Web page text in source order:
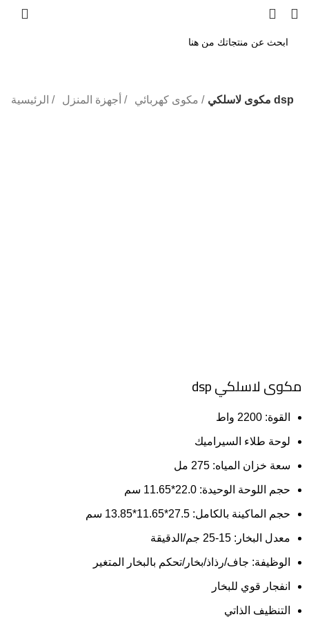
مكوى لاسلكي dsp
مكوى لاسلكي dsp
القوة: 2200 واط
لوحة طلاء السيراميك
سعة خزان المياه: 275 مل
حجم اللوحة الوحيدة: 22.0*11.65 سم
حجم الماكينة بالكامل: 27.5*11.65*13.85 سم
معدل البخار : 15-25 جم/ الدقيقة
الوظيفة: جاف/رذاذ/بخار/تحكم بالبخار المتغير
انفجار قوي للبخار
التنظيف الذاتي